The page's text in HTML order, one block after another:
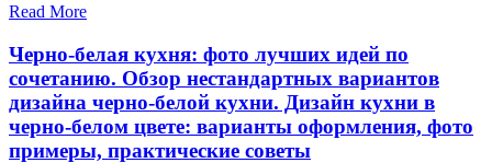
Read More
Черно-белая кухня: фото лучших идей по
сочетанию. Обзор нестандартных вариантов
дизайна черно-белой кухни. Дизайн кухни в
черно-белом цвете: варианты оформления, фото
примеры, практические советы